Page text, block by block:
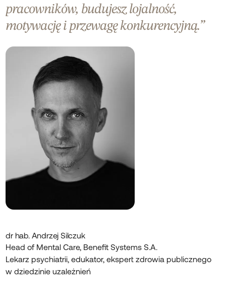
pracowników, budujesz lojalność,
motywację i przewagę konkurencyjną.”
dr hab. Andrzej Silczuk
Head of Mental Care, Benefit Systems S.A.
Lekarz psychiatrii, edukator, ekspert zdrowia publicznego
w dziedzinie uzależnień